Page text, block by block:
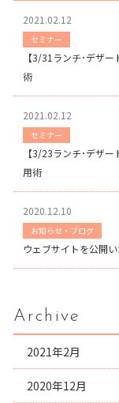
2021.02.12
セミナー
【3/31ランチ･デザ
術
2021.02.12
セミナー
【3/23ランチ･デザ
用術
2020.12.10
お知らせ・ブログ
ウェブサイトを公開
Archive
2021年2月
2020年12月